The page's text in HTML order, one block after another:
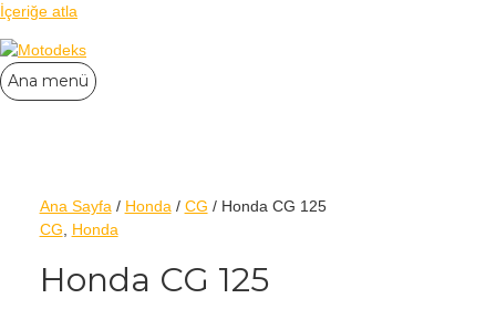
İçeriğe atla
Ana menü
Ana Sayfa / Honda / CG / Honda CG 125
CG
Honda
Honda CG 125